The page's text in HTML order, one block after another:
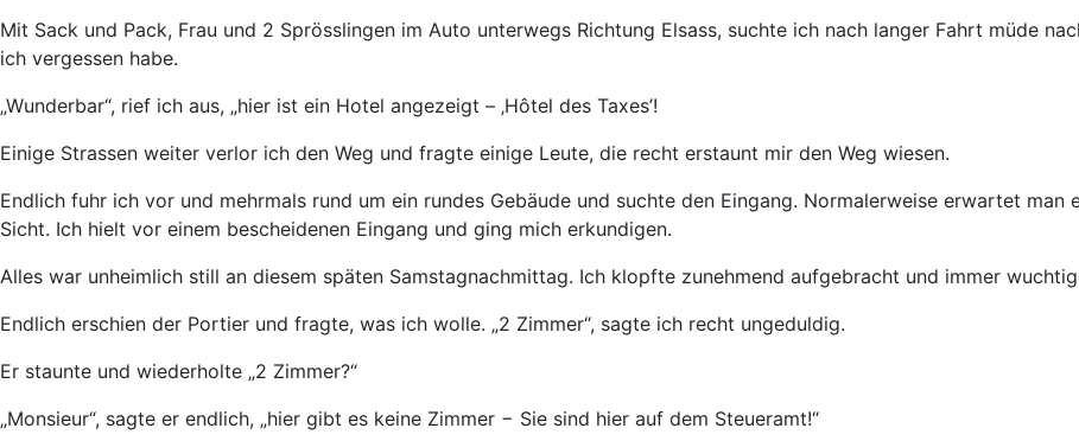
Mit Sack und Pack, Frau und 2 Sprösslingen im Auto unterwegs Richtung Elsass, suchte ich nach langer Fahrt müde
ich vergessen habe.
„Wunderbar“, rief ich aus, „hier ist ein Hotel angezeigt – ‚Hôtel des Taxes’!
Einige Strassen weiter verlor ich den Weg und fragte einige Leute, die recht erstaunt mir den Weg wiesen.
Endlich fuhr ich vor und mehrmals rund um ein rundes Gebäude und suchte den Eingang. Normalerweise erwartet
Sicht. Ich hielt vor einem bescheidenen Eingang und ging mich erkundigen.
Alles war unheimlich still an diesem späten Samstagnachmittag. Ich klopfte zunehmend aufgebracht und immer
Endlich erschien der Portier und fragte, was ich wolle. „2 Zimmer“, sagte ich recht ungeduldig.
Er staunte und wiederholte „2 Zimmer?“
„Monsieur“, sagte er endlich, „hier gibt es keine Zimmer − Sie sind hier auf dem Steueramt!“